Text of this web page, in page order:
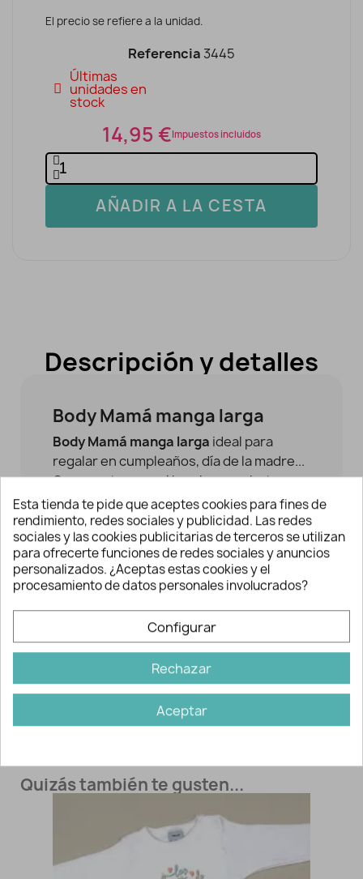
El precio se refiere a la unidad.
Referencia 3445
Últimas
unidades en
stock
14,95 €Impuestos incluidos
AÑADIR A LA CESTA
Descripción y detalles
Body Mamá manga larga
Body Mamá manga larga ideal para
regalar en cumpleaños, día de la madre...
Con apertura en el hombro con botones
a presión.
[body, bodies, bodi, bodys]
Información adicional
Marca:
Mi Pipo
Admite secadora
Sí
No lejía
Sí
Temp baja planchado
Quizás también te gusten...
Esta tienda te pide que aceptes cookies para fines de
rendimiento, redes sociales y publicidad. Las redes
sociales y las cookies publicitarias de terceros se utilizan
para ofrecerte funciones de redes sociales y anuncios
personalizados. ¿Aceptas estas cookies y el
procesamiento de datos personales involucrados?
Configurar
Rechazar
Aceptar